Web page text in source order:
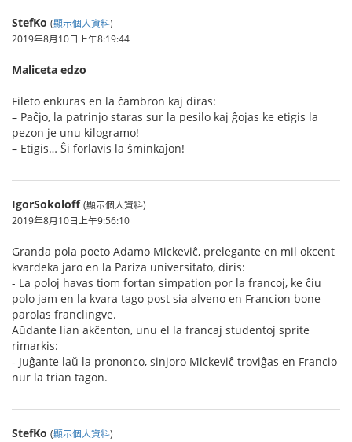
StefKo (顯示個人資料)
2019年8月10日上午8:19:44
Maliceta edzo
Fileto enkuras en la ĉambron kaj diras:
– Paĉjo, la patrinjo staras sur la pesilo kaj ĝojas ke etigis la
pezon je unu kilogramo!
– Etigis… Ŝi forlavis la ŝminkaĵon!
IgorSokoloff (顯示個人資料)
2019年8月10日上午9:56:10
Granda pola poeto Adamo Mickeviĉ, prelegante en mil okcent
kvardeka jaro en la Pariza universitato, diris:
- La poloj havas tiom fortan simpation por la francoj, ke ĉiu
polo jam en la kvara tago post sia alveno en Francion bone
parolas franclingve.
Aŭdante lian akĉenton, unu el la francaj studentoj sprite
rimarkis:
- Juĝante laŭ la prononco, sinjoro Mickeviĉ troviĝas en Francio
nur la trian tagon.
StefKo (顯示個人資料)